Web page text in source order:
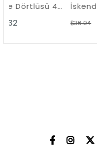
İskenderiye Dörtlüsü 4-Clea
$18.02